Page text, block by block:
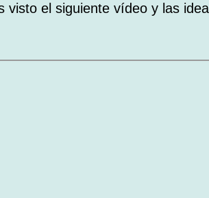
el siguiente vídeo y las